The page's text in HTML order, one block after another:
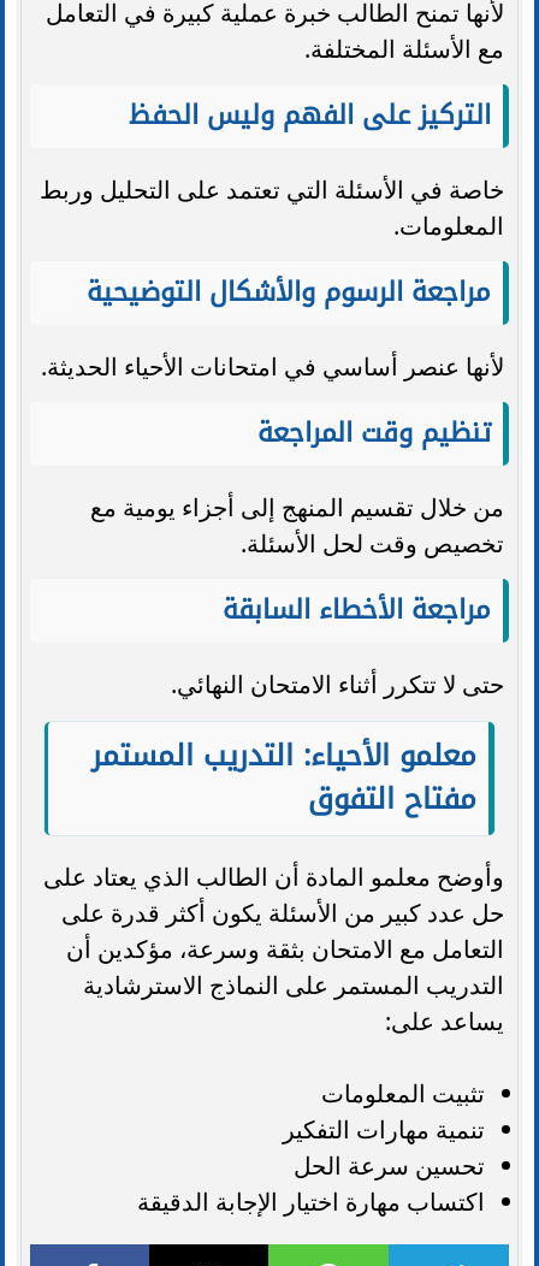
لأنها تمنح الطالب خبرة عملية كبيرة في التعامل
مع الأسئلة المختلفة.
التركيز على الفهم وليس الحفظ
خاصة في الأسئلة التي تعتمد على التحليل وربط
المعلومات.
مراجعة الرسوم والأشكال التوضيحية
لأنها عنصر أساسي في امتحانات الأحياء الحديثة.
تنظيم وقت المراجعة
من خلال تقسيم المنهج إلى أجزاء يومية مع
تخصيص وقت لحل الأسئلة.
مراجعة الأخطاء السابقة
حتى لا تتكرر أثناء الامتحان النهائي.
معلمو الأحياء: التدريب المستمر
مفتاح التفوق
وأوضح معلمو المادة أن الطالب الذي يعتاد على
حل عدد كبير من الأسئلة يكون أكثر قدرة على
التعامل مع الامتحان بثقة وسرعة، مؤكدين أن
التدريب المستمر على النماذج الاسترشادية
يساعد على:
تثبيت المعلومات
تنمية مهارات التفكير
تحسين سرعة الحل
اكتساب مهارة اختيار الإجابة الدقيقة